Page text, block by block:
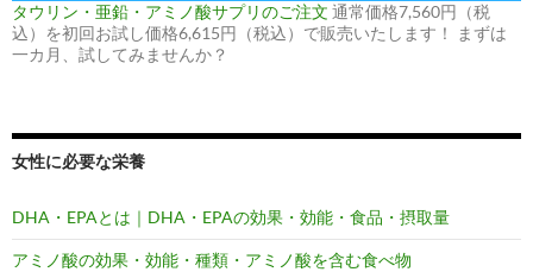
タウリン・亜鉛・アミノ酸サプリのご注文 通常価格7,560円（税
込）を初回お試し価格6,615円（税込）で販売いたします！ まずは
一カ月、試してみませんか？
女性に必要な栄養
DHA・EPAとは｜DHA・EPAの効果・効能・食品・摂取量
アミノ酸の効果・効能・種類・アミノ酸を含む食べ物